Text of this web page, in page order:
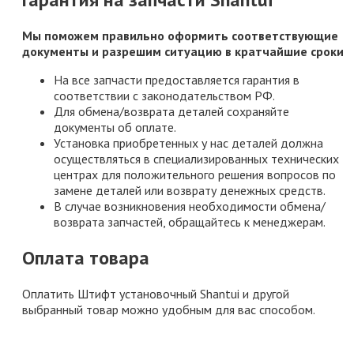
Мы поможем правильно оформить соответствующие
документы и разрешим ситуацию в кратчайшие сроки
На все запчасти предоставляется гарантия в
соответствии с законодательством РФ.
Для обмена/возврата деталей сохраняйте
документы об оплате.
Установка приобретенных у нас деталей должна
осуществляться в специализированных технических
центрах для положительного решения вопросов по
замене деталей или возврату денежных средств.
В случае возникновения необходимости обмена/
возврата запчастей, обращайтесь к менеджерам.
Оплата товара
Оплатить Штифт установочный Shantui и другой
выбранный товар можно удобным для вас способом.